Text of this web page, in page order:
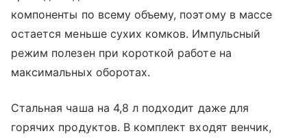
компоненты по всему объему, поэтому в массе
остается меньше сухих комков. Импульсный
режим полезен при короткой работе на
максимальных оборотах.
Стальная чаша на 4,8 л подходит даже для
горячих продуктов. В комплект входят венчик,